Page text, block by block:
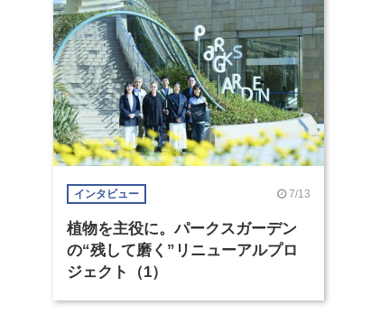
インタビュー 7/13
植物を主役に。パークスガーデン
の“残して磨く”リニューアルプロ
ジェクト（1）